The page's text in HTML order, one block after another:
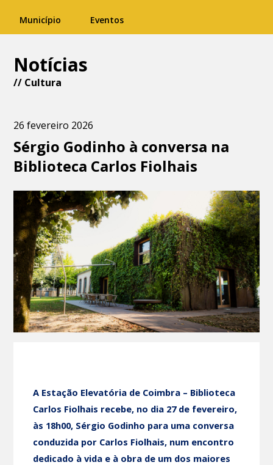
Município Eventos
Notícias
// Cultura
26 fevereiro 2026
Sérgio Godinho à conversa na
Biblioteca Carlos Fiolhais
A Estação Elevatória de Coimbra – Biblioteca
Carlos Fiolhais recebe, no dia 27 de fevereiro,
às 18h00, Sérgio Godinho para uma conversa
conduzida por Carlos Fiolhais, num encontro
dedicado à vida e à obra de um dos maiores